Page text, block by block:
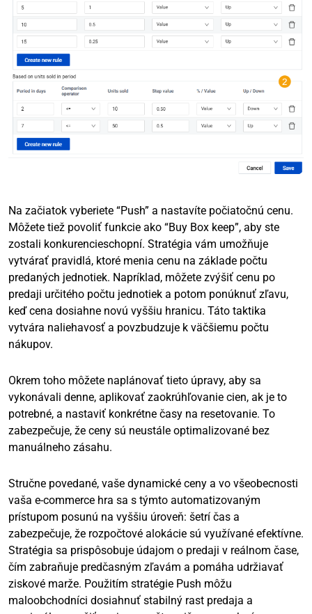
Na začiatok vyberiete “Push” a nastavíte počiatočnú cenu.
Môžete tiež povoliť funkcie ako “Buy Box keep”, aby ste
zostali konkurencieschopní. Stratégia vám umožňuje
vytvárať pravidlá, ktoré menia cenu na základe počtu
predaných jednotiek. Napríklad, môžete zvýšiť cenu po
predaji určitého počtu jednotiek a potom ponúknuť zľavu,
keď cena dosiahne novú vyššiu hranicu. Táto taktika
vytvára naliehavosť a povzbudzuje k väčšiemu počtu
nákupov.
Okrem toho môžete naplánovať tieto úpravy, aby sa
vykonávali denne, aplikovať zaokrúhľovanie cien, ak je to
potrebné, a nastaviť konkrétne časy na resetovanie. To
zabezpečuje, že ceny sú neustále optimalizované bez
manuálneho zásahu.
Stručne povedané, vaše dynamické ceny a vo všeobecnosti
vaša e-commerce hra sa s týmto automatizovaným
prístupom posunú na vyššiu úroveň: šetrí čas a
zabezpečuje, že rozpočtové alokácie sú využívané efektívne.
Stratégia sa prispôsobuje údajom o predaji v reálnom čase,
čím zabraňuje predčasným zľavám a pomáha udržiavať
ziskové marže. Použitím stratégie Push môžu
maloobchodníci dosiahnuť stabilný rast predaja a